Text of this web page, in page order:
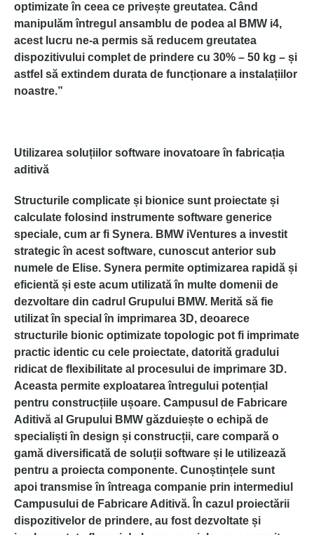
optimizate în ceea ce privește greutatea. Când
manipulăm întregul ansamblu de podea al BMW i4,
acest lucru ne-a permis să reducem greutatea
dispozitivului complet de prindere cu 30% – 50 kg – și
astfel să extindem durata de funcționare a instalațiilor
noastre.”
Utilizarea soluțiilor software inovatoare în fabricația
aditivă
Structurile complicate și bionice sunt proiectate și
calculate folosind instrumente software generice
speciale, cum ar fi Synera. BMW iVentures a investit
strategic în acest software, cunoscut anterior sub
numele de Elise. Synera permite optimizarea rapidă și
eficientă și este acum utilizată în multe domenii de
dezvoltare din cadrul Grupului BMW. Merită să fie
utilizat în special în imprimarea 3D, deoarece
structurile bionic optimizate topologic pot fi imprimate
practic identic cu cele proiectate, datorită gradului
ridicat de flexibilitate al procesului de imprimare 3D.
Aceasta permite exploatarea întregului potențial
pentru construcțiile ușoare. Campusul de Fabricare
Aditivă al Grupului BMW găzduiește o echipă de
specialiști în design și construcții, care compară o
gamă diversificată de soluții software și le utilizează
pentru a proiecta componente. Cunoștințele sunt
apoi transmise în întreaga companie prin intermediul
Campusului de Fabricare Aditivă. În cazul proiectării
dispozitivelor de prindere, au fost dezvoltate și